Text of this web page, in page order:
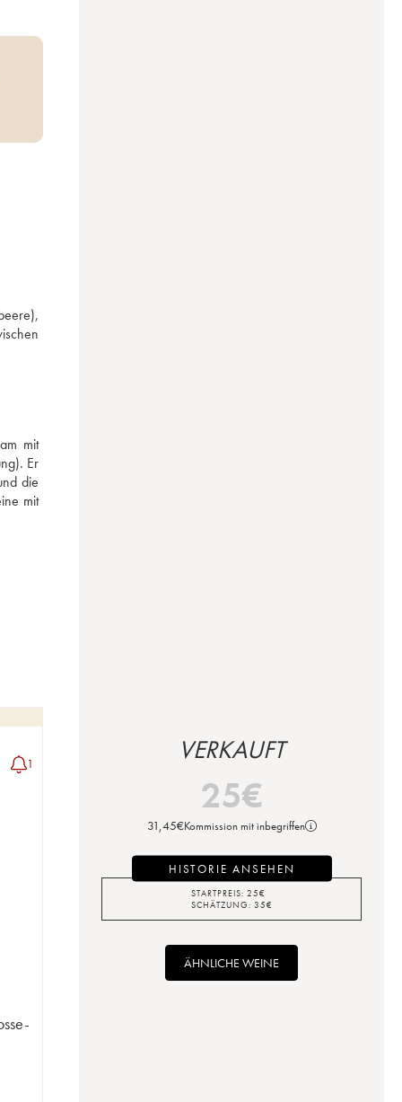
mit
Er
die
mit
1 VERKAUFT
25€
31,45€Kommission mit inbegriffen
HISTORIE ANSEHEN
STARTPREIS: 25€
SCHÄTZUNG: 35€
ÄHNLICHE WEINE